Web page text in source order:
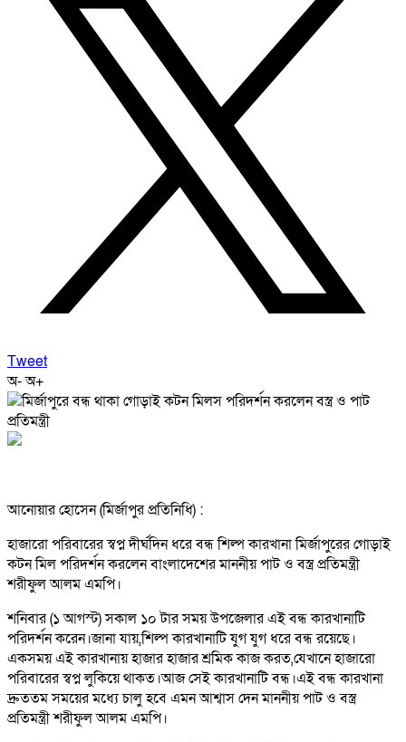
Tweet
অ-অ+
আনোয়ার হোসেন (মির্জাপুর প্রতিনিধি) :
হাজারো পরিবারের স্বপ্ন দীর্ঘদিন ধরে বন্ধ শিল্প কারখানা মির্জাপুরের গোড়াই
কটন মিল পরিদর্শন করলেন বাংলাদেশের মাননীয় পাট ও বস্ত্র প্রতিমন্ত্রী
শরীফুল আলম এমপি।
শনিবার (১ আগস্ট) সকাল ১০ টার সময় উপজেলার এই বন্ধ কারখানাটি
পরিদর্শন করেন।জানা যায়,শিল্প কারখানাটি যুগ যুগ ধরে বন্ধ রয়েছে।
একসময় এই কারখানায় হাজার হাজার শ্রমিক কাজ করত,যেখানে হাজারো
পরিবারের স্বপ্ন লুকিয়ে থাকত।আজ সেই কারখানাটি বন্ধ।এই বন্ধ কারখানা
দ্রুততম সময়ের মধ্যে চালু হবে এমন আশ্বাস দেন মাননীয় পাট ও বস্ত্র
প্রতিমন্ত্রী শরীফুল আলম এমপি।